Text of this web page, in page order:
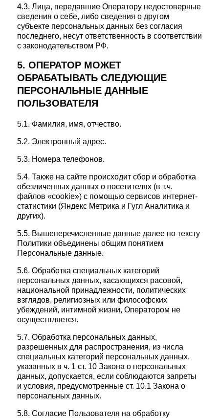
4.3. Лица, передавшие Оператору недостоверные
сведения о себе, либо сведения о другом
субъекте персональных данных без согласия
последнего, несут ответственность в соответствии
с законодательством РФ.
5. ОПЕРАТОР МОЖЕТ
ОБРАБАТЫВАТЬ СЛЕДУЮЩИЕ
ПЕРСОНАЛЬНЫЕ ДАННЫЕ
ПОЛЬЗОВАТЕЛЯ
5.1. Фамилия, имя, отчество.
5.2. Электронный адрес.
5.3. Номера телефонов.
5.4. Также на сайте происходит сбор и обработка
обезличенных данных о посетителях (в т.ч.
файлов «cookie») с помощью сервисов интернет-
статистики (Яндекс Метрика и Гугл Аналитика и
других).
5.5. Вышеперечисленные данные далее по тексту
Политики объединены общим понятием
Персональные данные.
5.6. Обработка специальных категорий
персональных данных, касающихся расовой,
национальной принадлежности, политических
взглядов, религиозных или философских
убеждений, интимной жизни, Оператором не
осуществляется.
5.7. Обработка персональных данных,
разрешенных для распространения, из числа
специальных категорий персональных данных,
указанных в ч. 1 ст. 10 Закона о персональных
данных, допускается, если соблюдаются запреты
и условия, предусмотренные ст. 10.1 Закона о
персональных данных.
5.8. Согласие Пользователя на обработку